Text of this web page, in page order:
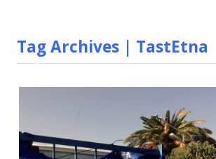
Tag Archives | TastEtna